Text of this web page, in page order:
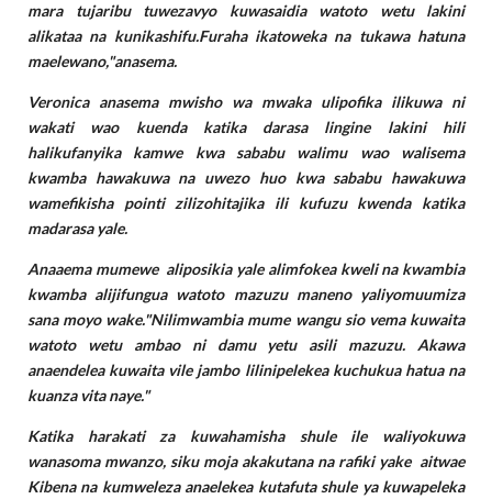
mara tujaribu tuwezavyo kuwasaidia watoto wetu lakini
alikataa na kunikashifu.Furaha ikatoweka na tukawa hatuna
maelewano,"anasema.
Veronica anasema mwisho wa mwaka ulipofika ilikuwa ni
wakati wao kuenda katika darasa lingine lakini hili
halikufanyika kamwe kwa sababu walimu wao walisema
kwamba hawakuwa na uwezo huo kwa sababu hawakuwa
wamefikisha pointi zilizohitajika ili kufuzu kwenda katika
madarasa yale.
Anaaema mumewe aliposikia yale alimfokea kweli na kwambia
kwamba alijifungua watoto mazuzu maneno yaliyomuumiza
sana moyo wake."Nilimwambia mume wangu sio vema kuwaita
watoto wetu ambao ni damu yetu asili mazuzu. Akawa
anaendelea kuwaita vile jambo lilinipelekea kuchukua hatua na
kuanza vita naye."
Katika harakati za kuwahamisha shule ile waliyokuwa
wanasoma mwanzo, siku moja akakutana na rafiki yake aitwae
Kibena na kumweleza anaelekea kutafuta shule ya kuwapeleka